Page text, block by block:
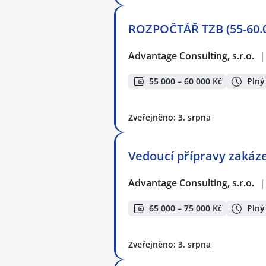
ROZPOČTÁŘ TZB (55-
Advantage Consulting, s.r.o. |
55 000 – 60 000 Kč
Zveřejněno: 3. srpna
Vedoucí přípravy
Advantage Consulting, s.r.o. |
65 000 – 75 000 Kč
Zveřejněno: 3. srpna